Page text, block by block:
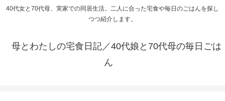
40代女と70代母、実家での同居生活。二人に合った宅食や毎日のごはんを探し
つつ紹介します。
母とわたしの宅食日記／40代娘と70代母の毎日ごは
ん